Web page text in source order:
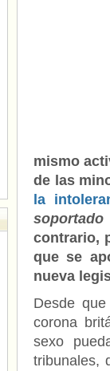
mismo
de las
la
soportado
contrario,
que se
nueva
Desde
corona
sexo
tribunales,